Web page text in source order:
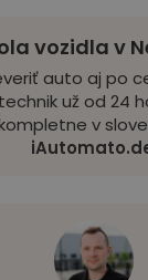
vozidla v
auto aj po
už od 24
v